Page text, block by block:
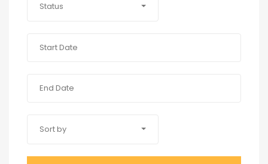
Status
Sort by